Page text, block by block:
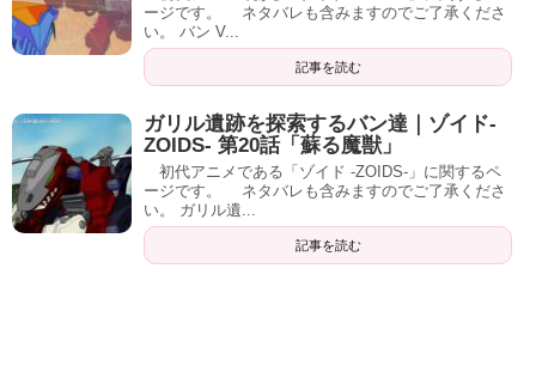
ージです。 ネタバレも含みますのでご了承くださ
い。 バン V...
記事を読む
ガリル遺跡を探索するバン達｜ゾイド-
ZOIDS- 第20話「蘇る魔獣」
初代アニメである「ゾイド -ZOIDS-」に関するペ
ージです。 ネタバレも含みますのでご了承くださ
い。 ガリル遺...
記事を読む